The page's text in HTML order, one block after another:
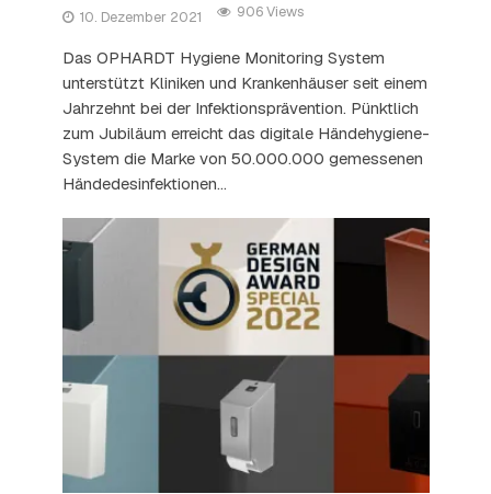
10. Dezember 2021 906 Views
Das OPHARDT Hygiene Monitoring System
unterstützt Kliniken und Krankenhäuser seit einem
Jahrzehnt bei der Infektionsprävention. Pünktlich
zum Jubiläum erreicht das digitale Händehygiene-
System die Marke von 50.000.000 gemessenen
Händedesinfektionen...